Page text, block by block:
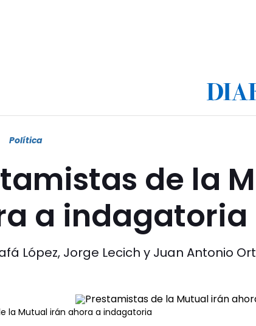
Política
de la
a indagatoria
López, Jorge Lecich y Juan Antonio
la Mutual irán ahora a indagatoria